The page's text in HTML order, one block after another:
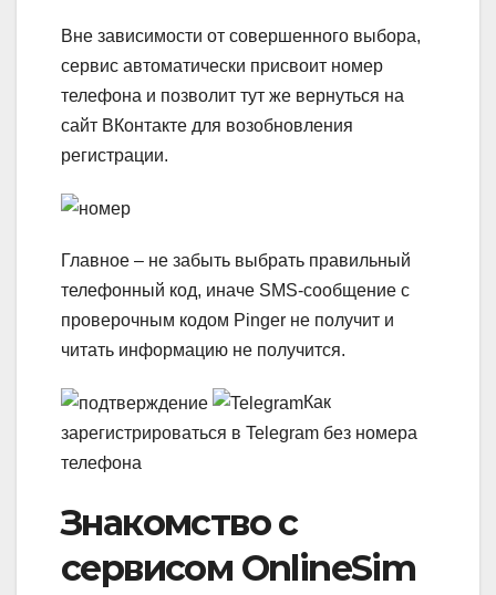
Вне зависимости от совершенного выбора,
сервис автоматически присвоит номер
телефона и позволит тут же вернуться на
сайт ВКонтакте для возобновления
регистрации.
Главное – не забыть выбрать правильный
телефонный код, иначе SMS-сообщение с
проверочным кодом Pinger не получит и
читать информацию не получится.
Как
зарегистрироваться в Telegram без номера
телефона
Знакомство с
сервисом OnlineSim